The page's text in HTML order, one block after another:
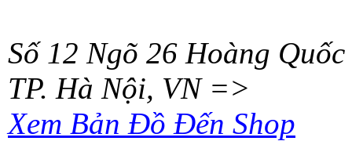
Số 12 Ngõ 26 Hoàng
TP. Hà Nội, VN=>
Xem Bản Đồ Đến Shop